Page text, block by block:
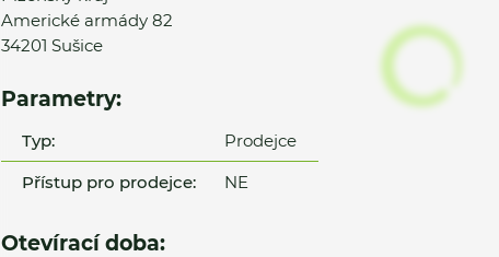
Americké armády 82
34201 Sušice
Parametry:
Typ:
Prodejce
Přístup pro prodejce:
NE
Otevírací doba: